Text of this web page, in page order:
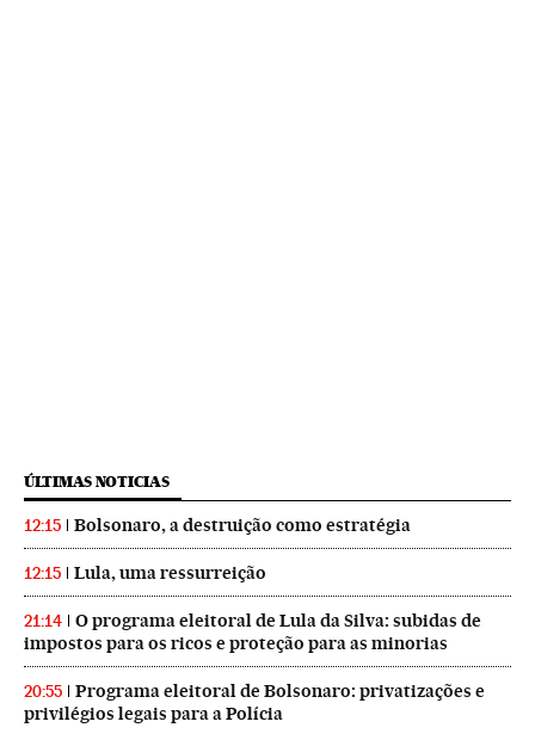
ÚLTIMAS NOTICIAS
12:15 Bolsonaro, a destruição como estratégia
12:15 Lula, uma ressurreição
21:14
O programa eleitoral de Lula da Silva: subidas de
impostos para os ricos e proteção para as minorias
20:55
Programa eleitoral de Bolsonaro: privatizações e
privilégios legais para a Polícia